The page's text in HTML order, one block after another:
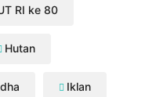
RI ke 80
Hutan
Iklan